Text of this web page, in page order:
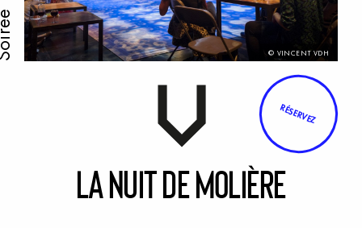
© VINCENT VDH
RÉSERVEZ
LanuitdeMolière